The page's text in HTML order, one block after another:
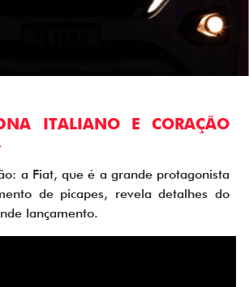
ITALIANO E CORAÇÃO
a Fiat, que é a grande protagonista
de picapes, revela detalhes do
lançamento.